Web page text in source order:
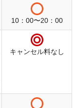
10：00〜20：00
キャンセル料なし